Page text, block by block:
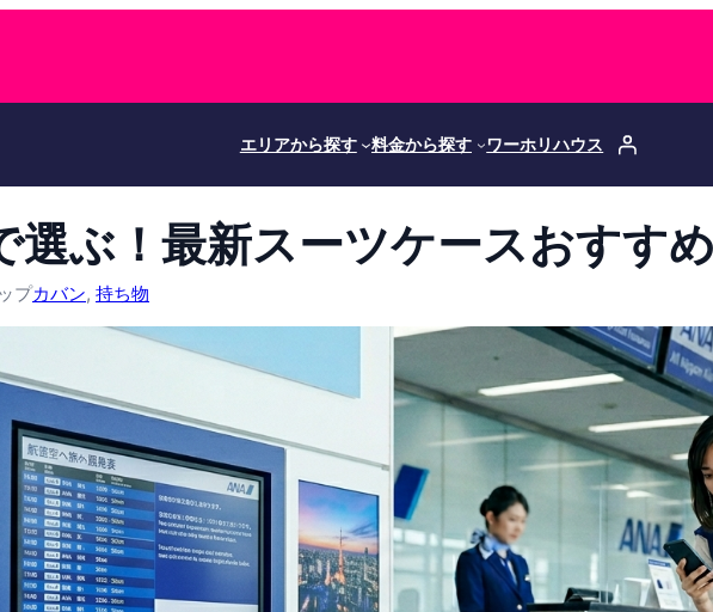
エリアから探す 料金から探す ワーホリハウス
選ぶ！最新スーツケースおすす
プカバン, 持ち物